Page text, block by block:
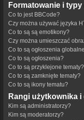
Formatowanie i
Co to jest BBCode?
Czy można używać języka
Co to są są emotikony?
Czy można umieszczać
Co to są ogłoszenia
Co to są ogłoszenia?
Co to są przyklejone tematy?
Co to są zamknięte tematy?
Co to są ikony tematu?
Rangi użytkownika
Kim są administratorzy?
Kim są moderatorzy?